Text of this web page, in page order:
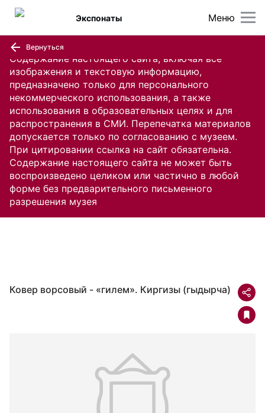
Содержание настоящего сайта, включая все
изображения и текстовую информацию,
предназначено только для персонального
некоммерческого использования, а также
использования в образовательных целях и для
распространения в СМИ. Перепечатка материалов
допускается только по согласованию с музеем.
При цитировании ссылка на сайт обязательна.
Содержание настоящего сайта не может быть
воспроизведено целиком или частично в любой
форме без предварительного письменного
разрешения музея
Меню
Экспонаты
Вернуться
Ковер ворсовый - «гилем». Киргизы (гыдырча)